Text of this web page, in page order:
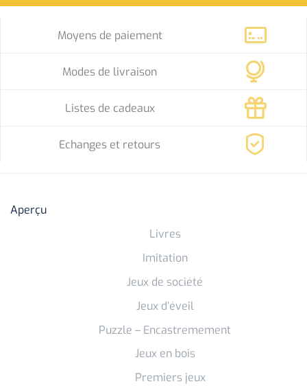
Moyens de paiement
Modes de livraison
Listes de cadeaux
Echanges et retours
Aperçu
Livres
Imitation
Jeux de société
Jeux d’éveil
Puzzle – Encastremement
Jeux en bois
Premiers jeux